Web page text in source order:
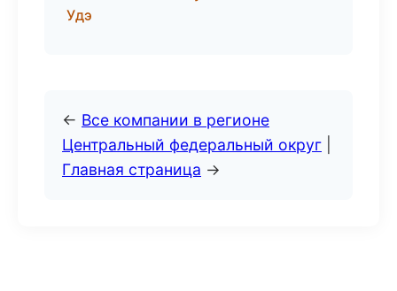
Удэ
← Все компании в регионе
Центральный федеральный округ
Главная страница →